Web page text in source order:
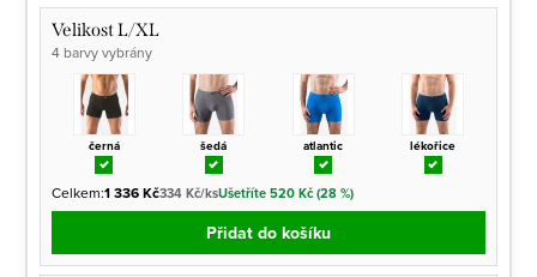
Velikost L/XL
4 barvy vybrány
černá šedá atlantic lékořice
Celkem:1 336 Kč334 Kč/ksUšetříte 520 Kč (28 %)
Přidat do košíku